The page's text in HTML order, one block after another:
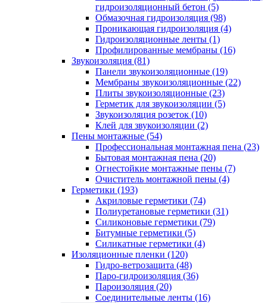
гидроизоляционный бетон (5)
Обмазочная гидроизоляция (98)
Проникающая гидроизоляция (4)
Гидроизоляционные ленты (1)
Профилированные мембраны (16)
Звукоизоляция (81)
Панели звукоизоляционные (19)
Мембраны звукоизоляционные (22)
Плиты звукоизоляционные (23)
Герметик для звукоизоляции (5)
Звукоизоляция розеток (10)
Клей для звукоизоляции (2)
Пены монтажные (54)
Профессиональная монтажная пена (23)
Бытовая монтажная пена (20)
Огнестойкие монтажные пены (7)
Очиститель монтажной пены (4)
Герметики (193)
Акриловые герметики (74)
Полиуретановые герметики (31)
Силиконовые герметики (79)
Битумные герметики (5)
Силикатные герметики (4)
Изоляционные пленки (120)
Гидро-ветрозащита (48)
Паро-гидроизоляция (36)
Пароизоляция (20)
Соединительные ленты (16)